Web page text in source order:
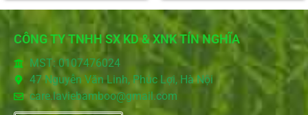
CÔNG TY TNHH SX KD & XNK TÍN NGHĨA
MST: 0107476024
47 Nguyễn Văn Linh, Phúc Lợi, Hà Nội
care.laviebamboo@gmail.com